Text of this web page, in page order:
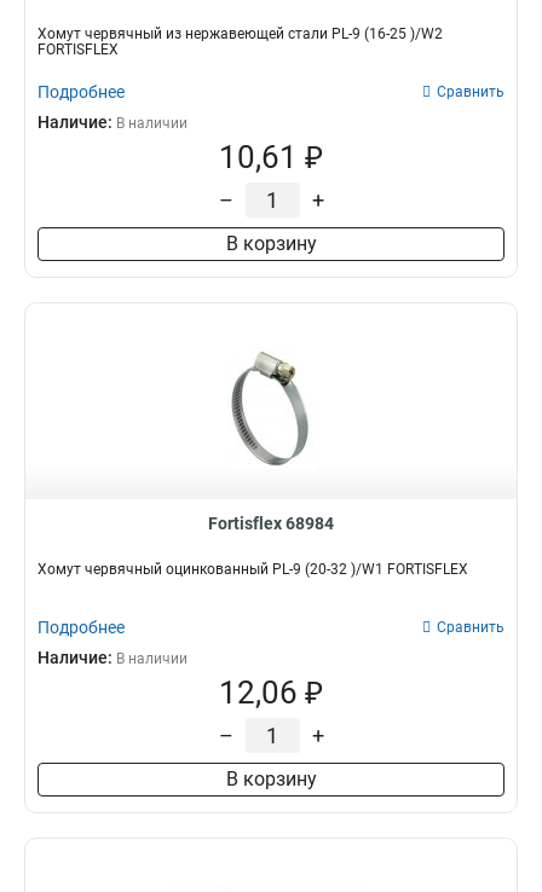
Хомут червячный из нержавеющей стали PL-9 (16-25 )/W2
FORTISFLEX
Подробнее Сравнить
Наличие: В наличии
10,61 ₽
– +
В корзину
Fortisflex 68984
Хомут червячный оцинкованный PL-9 (20-32 )/W1 FORTISFLEX
Подробнее Сравнить
Наличие: В наличии
12,06 ₽
– +
В корзину